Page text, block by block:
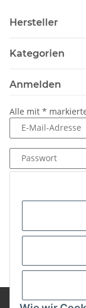
Hersteller
Kategorien
Anmelden
Alle mit *
E-Mail-Adresse
Passwort
Neu hier?Jetzt